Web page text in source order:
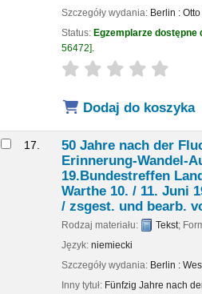
Szczegóły wydania: Berlin :
Status: Egzemplarze dostępne
56472 .
star rating
Dodaj do koszyka
17.
50 Jahre nach der
Erinnerung-Wandel-
19.Bundestreffen
Warthe 10. / 11. Juni
/ zsgest. und bearb.
Rodzaj materiału: Tekst;
Język: niemiecki
Szczegóły wydania: Berlin :
Inny tytuł: Fünfzig Jahre nach